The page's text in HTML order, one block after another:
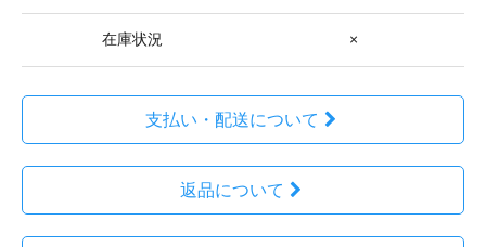
在庫状況 ×
支払い・配送について
返品について